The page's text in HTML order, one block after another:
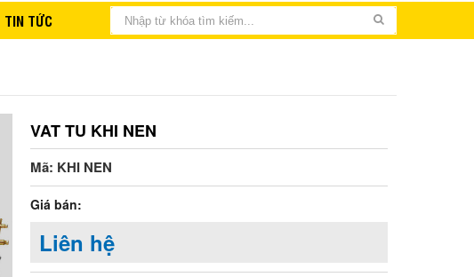
TIN TỨC THIẾT KẾ LẮP ĐẶT ĐIỆN NHÀ XƯỞNG
VAT TU KHI NEN
Mã: KHI NEN
Giá bán:
Liên hệ